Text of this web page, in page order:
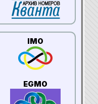
IMO
EGMO